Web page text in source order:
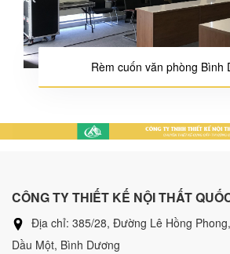
Rèm cuốn văn phòng Bình
CÔNG TY THIẾT KẾ NỘI THẤT
Địa chỉ: 385/28, Đường Lê Hồng
Dầu Một, Bình Dương